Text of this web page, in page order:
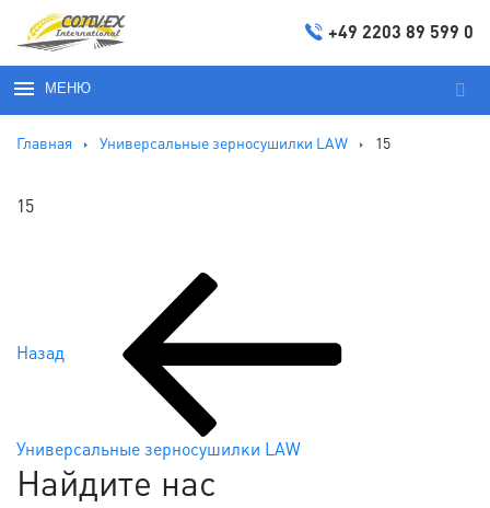
+49 2203 89 599 0
МЕНЮ
Главная Универсальные зерносушилки LAW 15
15
Навигация
по
Назад
Универсальные зерносушилки LAW
Найдите нас